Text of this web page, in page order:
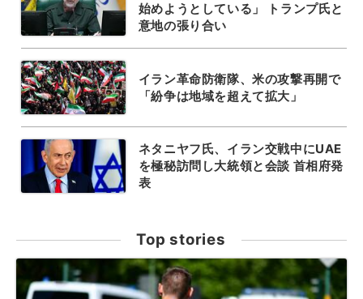
始めようとしている」 トランプ氏と
意地の張り合い
イラン革命防衛隊、米の攻撃再開で
「紛争は地域を超えて拡大」
ネタニヤフ氏、イラン交戦中にUAE
を極秘訪問し大統領と会談 首相府発
表
Top stories